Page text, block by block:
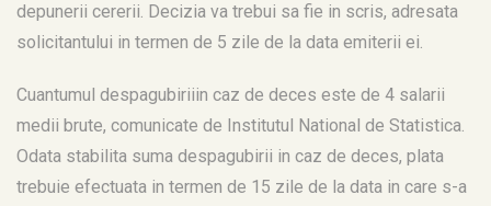
depunerii cererii. Decizia va trebui sa fie in scris, adresata
solicitantului in termen de 5 zile de la data emiterii ei.
Cuantumul despagubiriiin caz de deces este de 4 salarii
medii brute, comunicate de Institutul National de Statistica.
Odata stabilita suma despagubirii in caz de deces, plata
trebuie efectuata in termen de 15 zile de la data in care s-a